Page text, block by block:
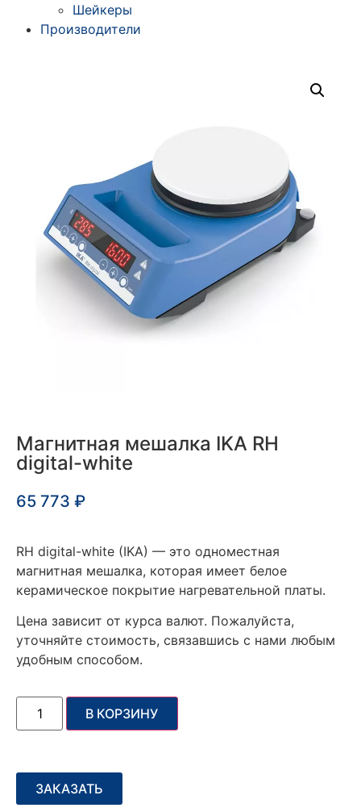
Шейкеры
Производители
Магнитная мешалка IKA RH
digital-white
65 773 ₽
RH digital-white (IKA) — это одноместная
магнитная мешалка, которая имеет белое
керамическое покрытие нагревательной платы.
Цена зависит от курса валют. Пожалуйста,
уточняйте стоимость, связавшись с нами любым
удобным способом.
В КОРЗИНУ
ЗАКАЗАТЬ